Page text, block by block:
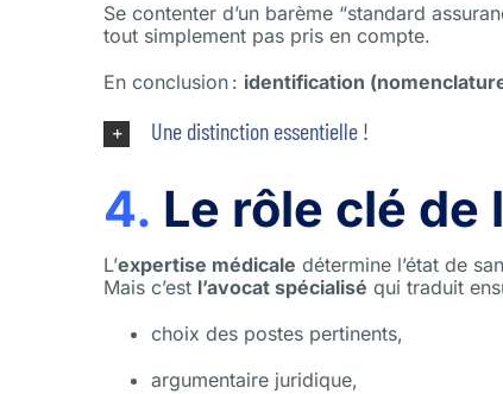
Se contenter d’un barème “standard
tout simplement pas pris en compte.
En conclusion : identification
Une distinction essentielle !
4. Le rôle clé de
L’expertise médicale détermine l’état de
Mais c’est l’avocat spécialisé qui traduit
choix des postes pertinents,
argumentaire juridique,